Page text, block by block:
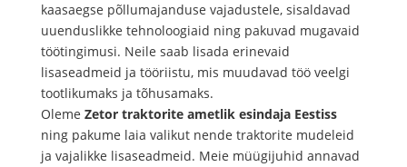
kaasaegse põllumajanduse vajadustele, sisaldavad
uuenduslikke tehnoloogiaid ning pakuvad mugavaid
töötingimusi. Neile saab lisada erinevaid
lisaseadmeid ja tööriistu, mis muudavad töö veelgi
tootlikumaks ja tõhusamaks.
Oleme Zetor traktorite ametlik esindaja Eestiss
ning pakume laia valikut nende traktorite mudeleid
ja vajalikke lisaseadmeid. Meie müügijuhid annavad